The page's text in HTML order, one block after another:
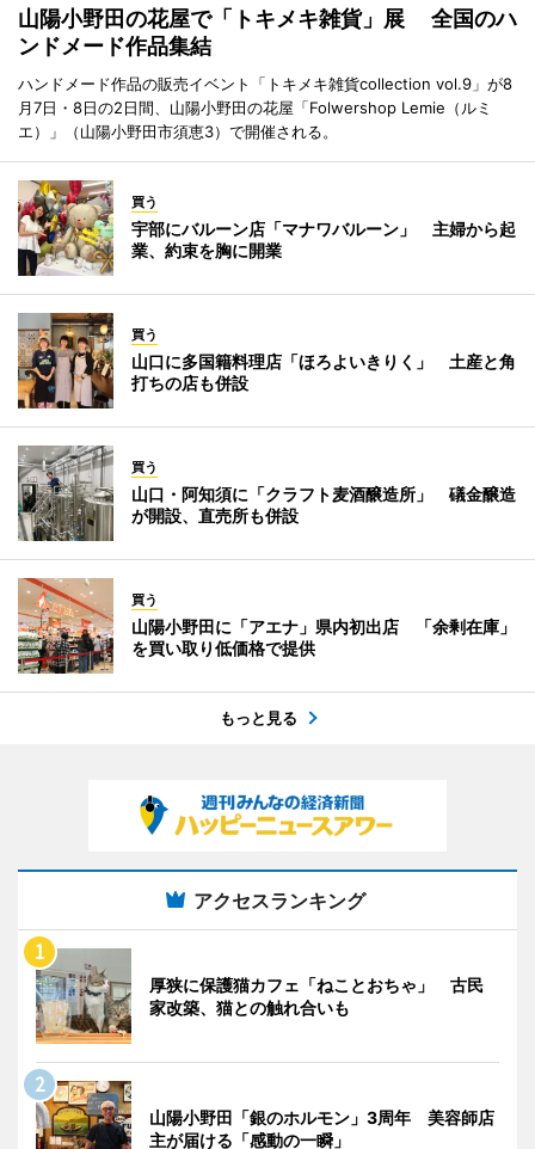
山陽小野田の花屋で「トキメキ雑貨」展 全国のハ
ンドメード作品集結
ハンドメード作品の販売イベント「トキメキ雑貨collection vol.9」が8
月7日・8日の2日間、山陽小野田の花屋「Folwershop Lemie（ルミ
エ）」（山陽小野田市須恵3）で開催される。
買う
宇部にバルーン店「マナワバルーン」 主婦から起
業、約束を胸に開業
買う
山口に多国籍料理店「ほろよいきりく」 土産と角
打ちの店も併設
買う
山口・阿知須に「クラフト麦酒醸造所」 礒金醸造
が開設、直売所も併設
買う
山陽小野田に「アエナ」県内初出店 「余剰在庫」
を買い取り低価格で提供
もっと見る
アクセスランキング
厚狭に保護猫カフェ「ねことおちゃ」 古民
家改築、猫との触れ合いも
山陽小野田「銀のホルモン」3周年 美容師店
主が届ける「感動の一瞬」